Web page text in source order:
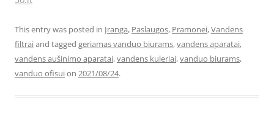
This entry was posted in Įranga, Paslaugos, Pramonei,Vandens
filtraiand tagged geriamas vanduo biurams,vandens aparatai,
vandens aušinimo aparatai,vandens kuleriai,vanduo biurams,
vanduo ofisuion 2021/08/24.